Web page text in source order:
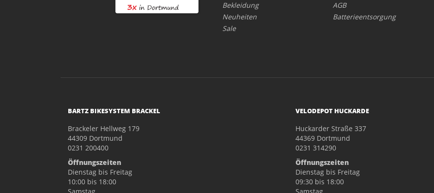
Bekleidung
Neuheiten
Sale
AGB
Batterieentsorgung
BARTZ BIKESYSTEM BRACKEL
Brackeler Hellweg 179
44309 Dortmund
0231 200400
Öffnungszeiten
Dienstag bis Freitag
10:00 bis 18:00
VELODEPOT HUCKARDE
Huckarder Straße 337
44369 Dortmund
0231 314290
Öffnungszeiten
Dienstag bis Freitag
09:30 bis 18:00